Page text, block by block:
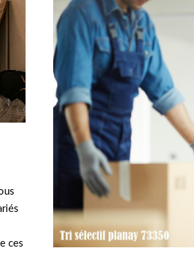
ces